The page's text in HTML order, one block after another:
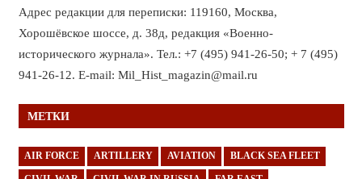
Адрес редакции для переписки: 119160, Москва,
Хорошёвское шоссе, д. 38д, редакция «Военно-
исторического журнала». Тел.: +7 (495) 941-26-50; + 7 (495)
941-26-12. E-mail: Mil_Hist_magazin@mail.ru
МЕТКИ
AIR FORCE ARTILLERY AVIATION BLACK SEA FLEET